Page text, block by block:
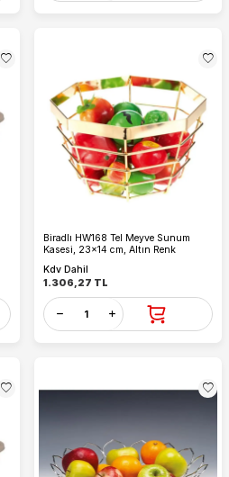
Biradlı HW168 Tel Meyve Sunum
Kasesi, 23x14 cm, Altın Renk
Kdv Dahil
1.306,27 TL